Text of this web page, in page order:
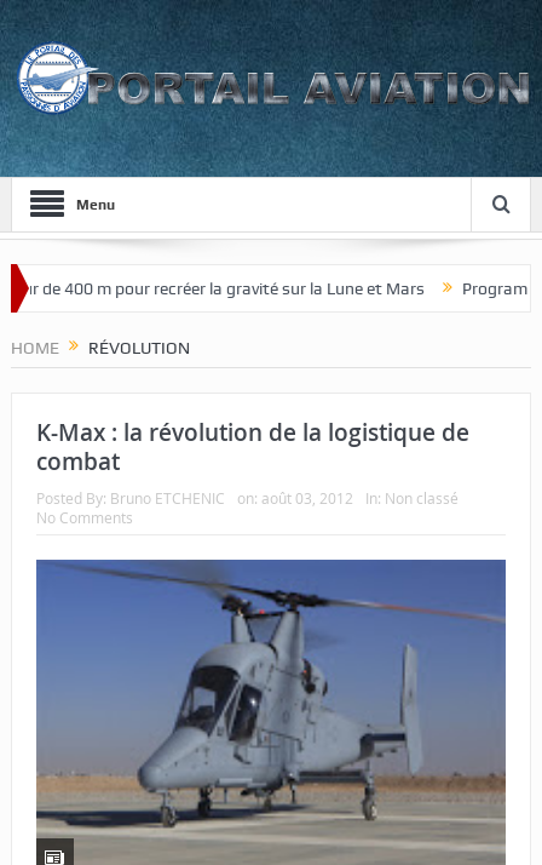
Menu
de 400 m pour recréer la gravité sur la Lune et Mars Programme
HOME RÉVOLUTION
K-Max : la révolution de la logistique de
combat
Posted By: Bruno ETCHENIC on: août 03, 2012 In: Non classé
No Comments